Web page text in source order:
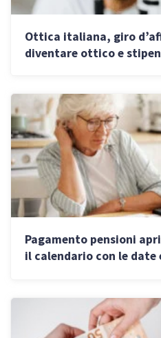
Ottica italiana, giro
diventare ottico e
Pagamento pensioni
il calendario con le date